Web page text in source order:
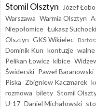
Stomil Olsztyn Józef
Warszawa Warmia Olsztyn
Niepołomice Łukasz Suchocki
Olsztyn GKS Wikielec
Dominik Kun kontuzje walne
Pelikan Łowicz kibice
Świderski Paweł Baranowski
Piska Zbigniew Kaczmarek
rozmowa bilety Stomil
U-17 Daniel Michałowski